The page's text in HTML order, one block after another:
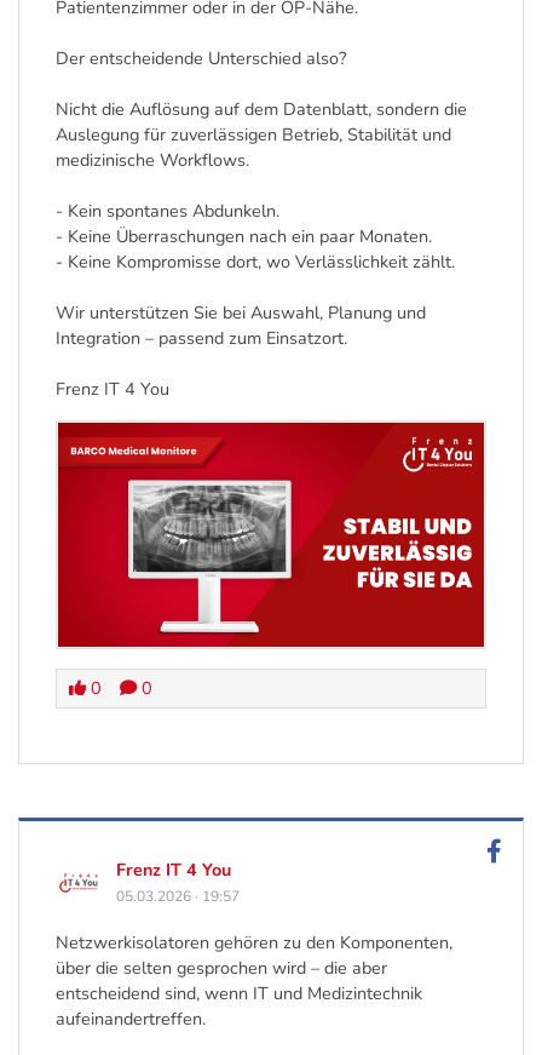
Patientenzimmer oder in der OP-Nähe.
Der entscheidende Unterschied also?
Nicht die Auflösung auf dem Datenblatt, sondern die
Auslegung für zuverlässigen Betrieb, Stabilität und
medizinische Workflows.
- Kein spontanes Abdunkeln.
- Keine Überraschungen nach ein paar Monaten.
- Keine Kompromisse dort, wo Verlässlichkeit zählt.
Wir unterstützen Sie bei Auswahl, Planung und
Integration – passend zum Einsatzort.
Frenz IT 4 You
0 0
Frenz IT 4 You
05.03.2026 · 19:57
Netzwerkisolatoren gehören zu den Komponenten,
über die selten gesprochen wird – die aber
entscheidend sind, wenn IT und Medizintechnik
aufeinandertreffen.